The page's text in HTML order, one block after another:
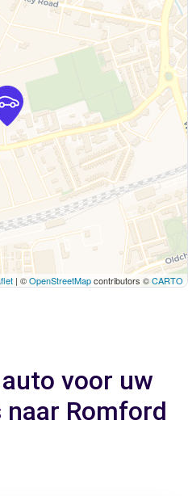
| ©OpenStreetMapcontributors ©CARTO
voor uw
Romford